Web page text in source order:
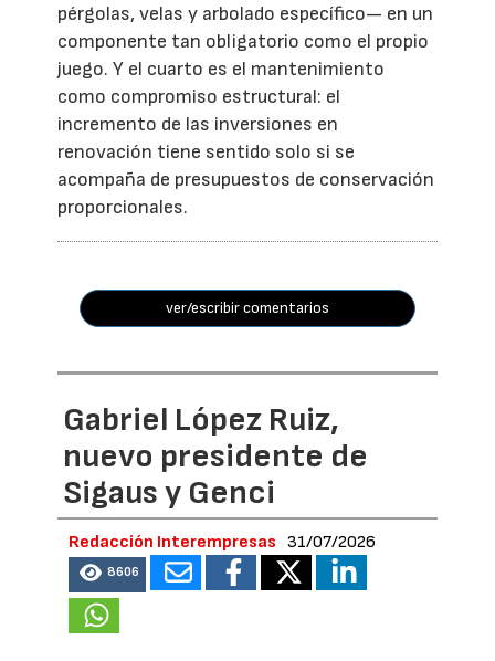
pérgolas, velas y arbolado específico— en un
componente tan obligatorio como el propio
juego. Y el cuarto es el mantenimiento
como compromiso estructural: el
incremento de las inversiones en
renovación tiene sentido solo si se
acompaña de presupuestos de conservación
proporcionales.
ver/escribir comentarios
Gabriel López Ruiz,
nuevo presidente de
Sigaus y Genci
Redacción Interempresas 31/07/2026
8606